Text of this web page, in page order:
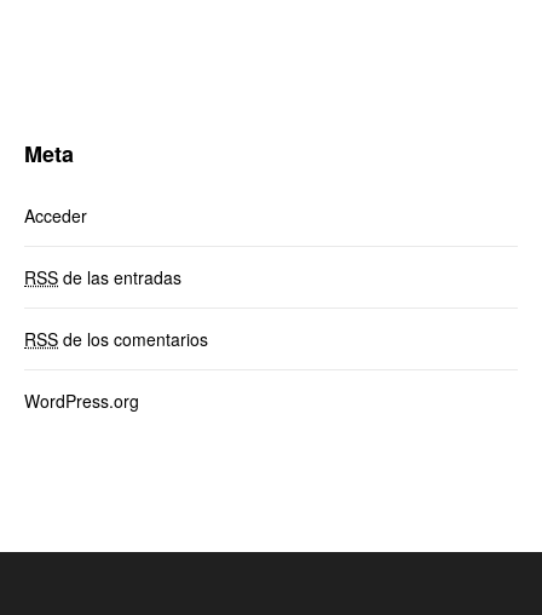
Meta
Acceder
RSS de las entradas
RSS de los comentarios
WordPress.org